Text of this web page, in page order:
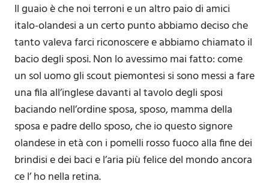
Il guaio è che noi terroni e un altro paio di amici
italo-olandesi a un certo punto abbiamo deciso che
tanto valeva farci riconoscere e abbiamo chiamato il
bacio degli sposi. Non lo avessimo mai fatto: come
un sol uomo gli scout piemontesi si sono messi a fare
una fila all’inglese davanti al tavolo degli sposi
baciando nell’ordine sposa, sposo, mamma della
sposa e padre dello sposo, che io questo signore
olandese in età con i pomelli rosso fuoco alla fine dei
brindisi e dei baci e l’aria più felice del mondo ancora
ce l’ ho nella retina.